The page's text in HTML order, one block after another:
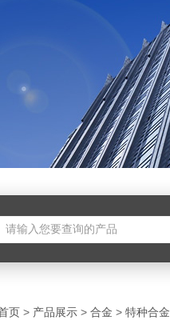
页 > 产品展示 > 合金 > 特种合金